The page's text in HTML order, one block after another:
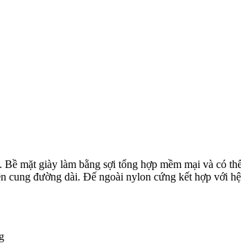
mặt giày làm bằng sợi tổng hợp mềm mại và có
đường dài. Đế ngoài nylon cứng kết hợp với